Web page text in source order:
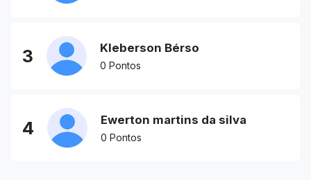
3 Kleberson Bérso
0 Pontos
4 Ewerton martins da silva
0 Pontos